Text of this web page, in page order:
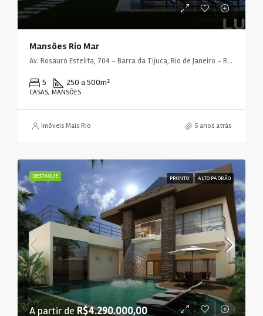
Mansões Rio Mar
Av. Rosauro Estelita, 704 - Barra da Tijuca, Rio de Janeiro - RJ, 22793-319, Brasil
5 250 a 500m²
CASAS, MANSÕES
Imóveis Mais Rio 5 anos atrás
DESTAQUE PRONTO ALTO PADRÃO
A partir deR$4.290.000,00